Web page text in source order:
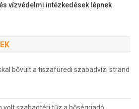
vízvédelmi intézkedések lépnek
bővült a tiszafüredi szabadvízi strand
volt szabadtéri tűz a hőségriadó